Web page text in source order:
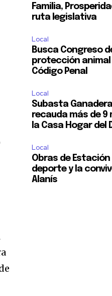
Familia,
ruta legislativa
Local
Busca Congreso
protección
Código Penal
Local
Subasta
recauda más de 9
la Casa Hogar del
Local
Obras de
deporte y la
Alanís